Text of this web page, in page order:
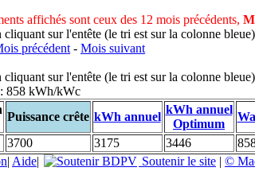
affichés sont ceux des 12 mois précédents,
sur l'entête (le tri est sur la colonne
précédent - Mois suivant
sur l'entête (le tri est sur la colonne
858 kWh/kWc
Puissance crête kWh annuel
kWh annuel
Optimum
3700 3175 3446
| Aide| Soutenir le site | ©